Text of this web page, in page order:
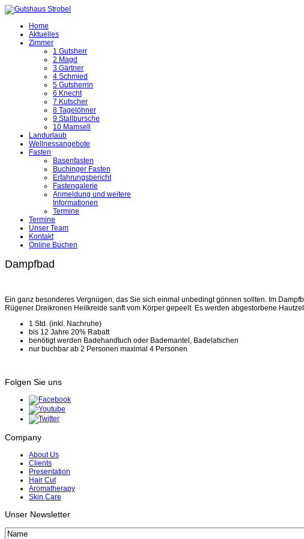
Home
Aktuelles
Zimmer
1 Gutsherr
2 Magd
3 Gärtner
4 Schmied
5 Gutsherrin
6 Knecht
7 Kutscher
8 Tagelöhner
9 Stallbursche
10 Mamsell
Landurlaub
Wellnessangebote
Fasten
Basenfasten
Buchinger Fasten
Erfahrungsbericht
Fastengalerie
Anmeldung und weitere
Informationen
Termine
Termine
Unser Team
Kontakt
Online Buchen
Dampfbad
Ein ganz besonderes Vergnügen, das Sie sich einmal unbedingt gönnen sollten. Im
Rügener Dreikronen Heilkreide sanft vom Körper gepeelt. Es werden abgestorbene
1 Std. (inkl. Nachruhe)
bis 12 Jahre 20% Rabatt
benötigt werden Badehandtuch oder Bademantel, Badelatschen
nur buchbar ab 2 Personen maximal 4 Personen
Folgen Sie uns
Company
About Us
Clients
Presentation
Hair Cut
Aromatherapy
Skin Care
Unser Newsletter